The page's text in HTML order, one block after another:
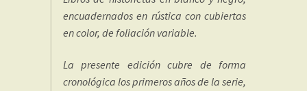
encuadernados en rústica con cubiertas
en color, de foliación variable.
La presente edición cubre de forma
cronológica los primeros años de la serie,